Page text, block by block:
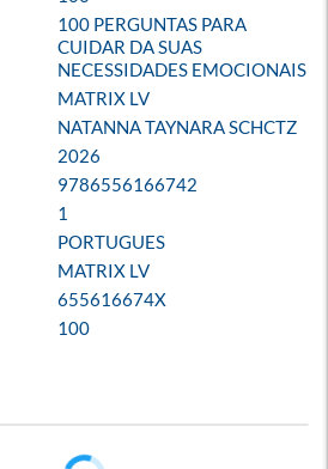
100 PERGUNTAS PARA
CUIDAR DA SUAS
NECESSIDADES EMOCIONAIS
MATRIX LV
NATANNA TAYNARA SCHCTZ
2026
9786556166742
1
PORTUGUES
MATRIX LV
655616674X
100